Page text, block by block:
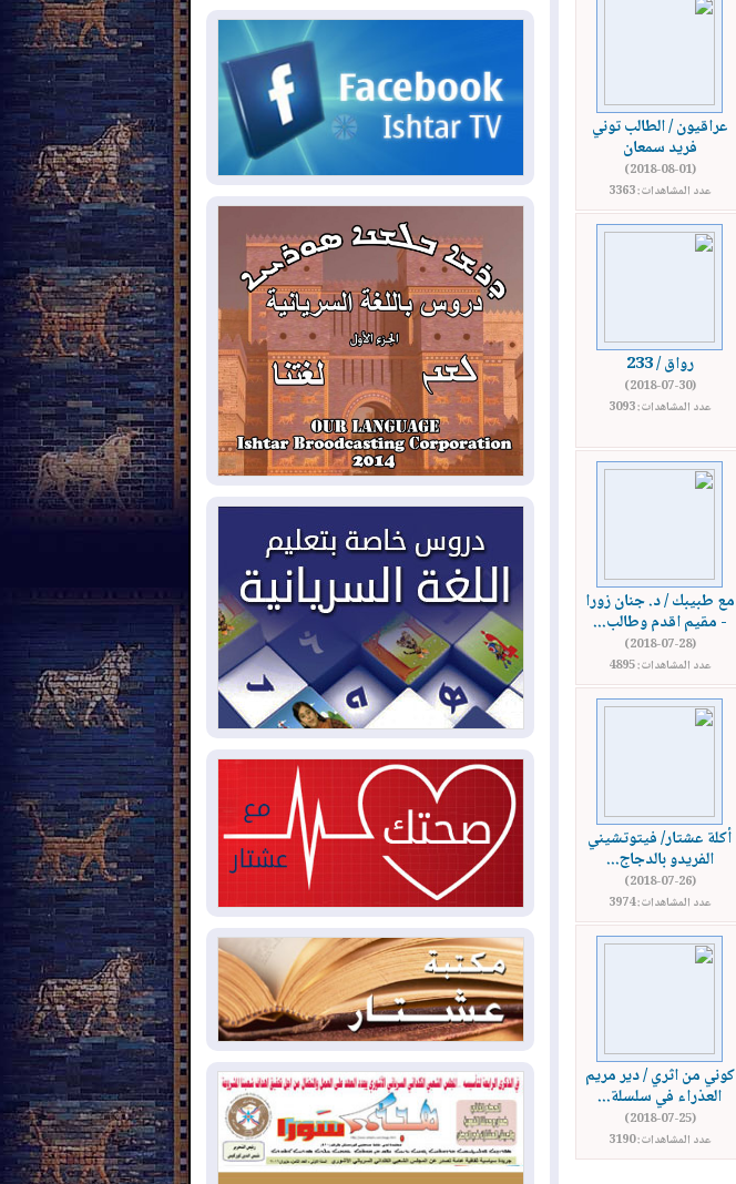
عراقيون / الطالب توني
فريد سمعان
(2018-08-01)
عدد المشاهدات: 3363
رواق / 233
(2018-07-30)
عدد المشاهدات: 3093
مع طبيبك / د. جنان زورا
- مقيم اقدم وطالب...
(2018-07-28)
عدد المشاهدات: 4895
أكلة عشتار/ فيتوتشيني
الفريدو بالدجاج...
(2018-07-26)
عدد المشاهدات: 3974
كوني من اثري / دير مريم
العذراء في سلسلة...
(2018-07-25)
عدد المشاهدات: 3190
الأحمر
2026-08-06مئات القاصرين بلا مأوى.. أزمة
سبتة تتصاعد وتضغط على مدريد
لمدة عام.. بدء توريد 100
مليون قدم مكعب يومياً من غاز كورمور في
إقليم كوردستان إلى وزارة الكهرباء العراقية
2026-08-05
15كارثة بيئية ومناخية ترسم
ملامح أخطر التحديات التي تواجه العراق
اليوم
2026-08-05
حرائق فرنسا.. توقيف 402
شخص بينهم 156 قاصرا منذ بداية موسم
الحرائق
2026-08-04سومو: إنتاج النفط في إقليم
كوردستان انخفض إلى أقل من 10%
ملفات حقبة الكاظمي تعود إلى
الواجهة.. أنباء عن مراجعات قضائية
وتحقيقات أوسع في قضايا فساد
2026-08-04بيترو يشكو تزوير الانتخابات
الرئاسية ويحذر من "حرب أهلية" في
كولومبيا
2026-08-03رئيس إقليم كوردستان في
2026-08-03
العراق يؤكد مجدداً التزامه
بمنع الهجمات على الدول المجاورة
2026-08-03
العجز والاقتراض يطوقان
دينار!
2026-08-03كوبا تغرق في الظلام مجددا
وانهيار الشبكة الكهربائية
2026-08-03
أوامر بإجلاء 60 ألف شخص
بسبب الحرائق في ولاية واشنطن
2026-08-02مشروع "حسابي" يُمهل
الموظفين حتى نهاية أغسطس لاستلام
بطاقاتهم المصرفية